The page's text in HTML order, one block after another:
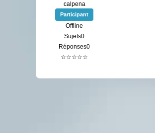
calpena
Participant
Offline
Sujets0
Réponses0
☆☆☆☆☆